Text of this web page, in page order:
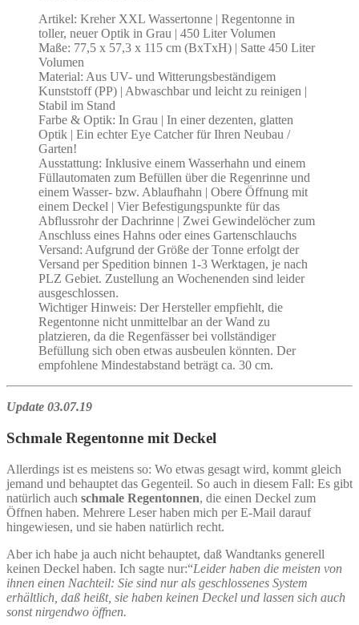
Artikel: Kreher XXL Wassertonne | Regentonne in
toller, neuer Optik in Grau | 450 Liter Volumen
Maße: 77,5 x 57,3 x 115 cm (BxTxH) | Satte 450 Liter
Volumen
Material: Aus UV- und Witterungsbeständigem
Kunststoff (PP) | Abwaschbar und leicht zu reinigen |
Stabil im Stand
Farbe & Optik: In Grau | In einer dezenten, glatten
Optik | Ein echter Eye Catcher für Ihren Neubau /
Garten!
Ausstattung: Inklusive einem Wasserhahn und einem
Füllautomaten zum Befüllen über die Regenrinne und
einem Wasser- bzw. Ablaufhahn | Obere Öffnung mit
einem Deckel | Vier Befestigungspunkte für das
Abflussrohr der Dachrinne | Zwei Gewindelöcher zum
Anschluss eines Hahns oder eines Gartenschlauchs
Versand: Aufgrund der Größe der Tonne erfolgt der
Versand per Spedition binnen 1-3 Werktagen, je nach
PLZ Gebiet. Zustellung an Wochenenden sind leider
ausgeschlossen.
Wichtiger Hinweis: Der Hersteller empfiehlt, die
Regentonne nicht unmittelbar an der Wand zu
platzieren, da die Regenfässer bei vollständiger
Befüllung sich oben etwas ausbeulen könnten. Der
empfohlene Mindestabstand beträgt ca. 30 cm.
Update 03.07.19
Schmale Regentonne mit Deckel
Allerdings ist es meistens so: Wo etwas gesagt wird, kommt gleich
jemand und behauptet das Gegenteil. So auch in diesem Fall: Es gibt
natürlich auch schmale Regentonnen, die einen Deckel zum
Öffnen haben. Mehrere Leser haben mich per E-Mail darauf
hingewiesen, und sie haben natürlich recht.
Aber ich habe ja auch nicht behauptet, daß Wandtanks generell
keinen Deckel haben. Ich sagte nur:“Leider haben die meisten von
ihnen einen Nachteil: Sie sind nur als geschlossenes System
erhältlich, daß heißt, sie haben keinen Deckel und lassen sich auch
sonst nirgendwo öffnen.